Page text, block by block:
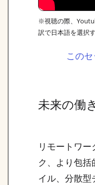
※視聴の際、
訳で日本語を選択
この
未来の働
リモートワ
ク、より包括
イル、分散